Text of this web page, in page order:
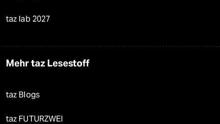
taz lab 2027
Mehr taz Lesestoff
taz Blogs
taz FUTURZWEI